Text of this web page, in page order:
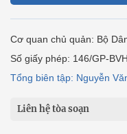
Cơ quan chủ quản: Bộ
Số giấy phép: 146/GP-
Tổng biên tập: Nguyễn
Liên hệ tòa soạn